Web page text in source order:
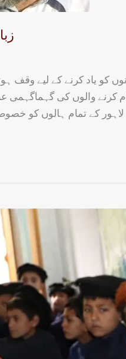
کو یاد کرنے کے لیے وقف
کرنے والوں کی گہماگہمی